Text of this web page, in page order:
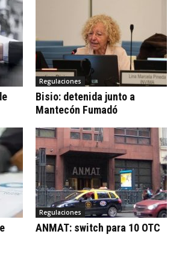
Regulaciones
Bisio: detenida junto a
Mantecón Fumadó
Regulaciones
ANMAT: switch para 10 OTC